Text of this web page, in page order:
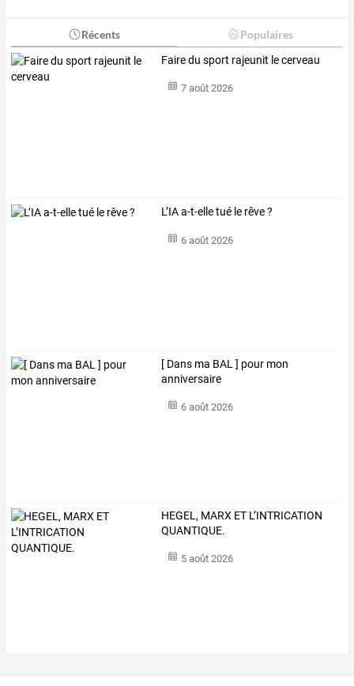
Récents Populaires
Faire du sport rajeunit le cerveau
7 août 2026
L’IA a-t-elle tué le rêve ?
6 août 2026
[ Dans ma BAL ] pour mon
anniversaire
6 août 2026
HEGEL, MARX ET L’INTRICATION
QUANTIQUE.
5 août 2026